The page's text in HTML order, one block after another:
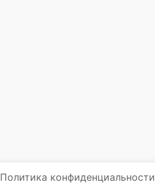
Политика конфиденциальности